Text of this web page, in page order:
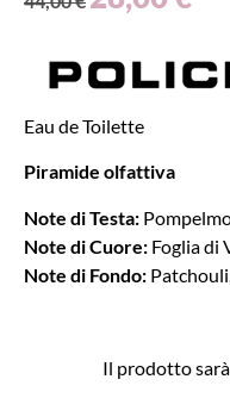
Eau de Toilette
Piramide olfattiva
Note di Testa:
Note di Cuore: Foglia di
Note di Fondo:
Il prodotto